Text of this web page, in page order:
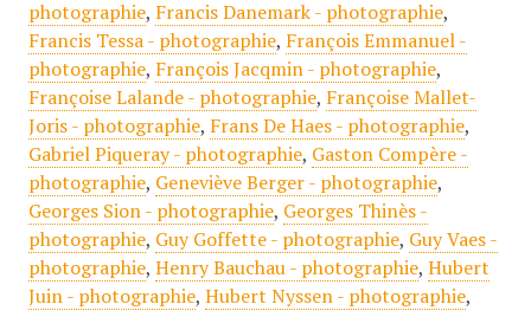
photographie, Francis Danemark - photographie,
Francis Tessa - photographie, François Emmanuel -
photographie, François Jacqmin - photographie,
Françoise Lalande - photographie, Françoise Mallet-
Joris - photographie, Frans De Haes - photographie,
Gabriel Piqueray - photographie, Gaston Compère -
photographie, Geneviève Berger - photographie,
Georges Sion - photographie, Georges Thinès -
photographie, Guy Goffette - photographie, Guy Vaes -
photographie, Henry Bauchau - photographie, Hubert
Juin - photographie, Hubert Nyssen - photographie,